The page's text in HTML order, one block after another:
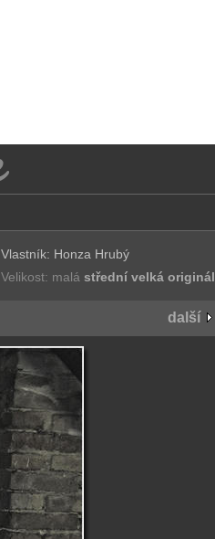
Vlastník: Honza Hrubý
Velikost: malástřednívelkáoriginál
další